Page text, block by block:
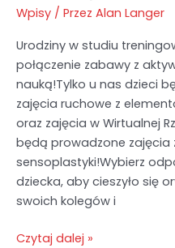
Wpisy / Przez Alan Langer
Urodziny w studiu
połączenie zabawy z
nauką!Tylko u nas dzieci
zajęcia ruchowe z
oraz zajęcia w Wirtualnej
będą prowadzone zajęcia
sensoplastyki!Wybierz
dziecka, aby cieszyło się
swoich kolegów i
Czytaj dalej »